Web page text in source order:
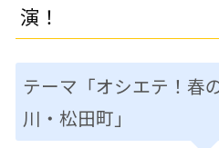
演！
テーマ「オシエテ！春
川・松田町」